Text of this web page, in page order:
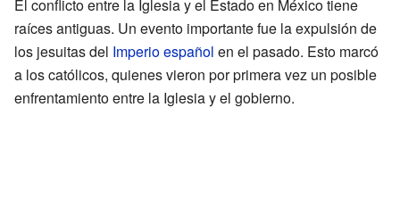
El conflicto entre la Iglesia y el Estado en México tiene
raíces antiguas. Un evento importante fue la expulsión de
los jesuitas del Imperio español en el pasado. Esto marcó
a los católicos, quienes vieron por primera vez un posible
enfrentamiento entre la Iglesia y el gobierno.